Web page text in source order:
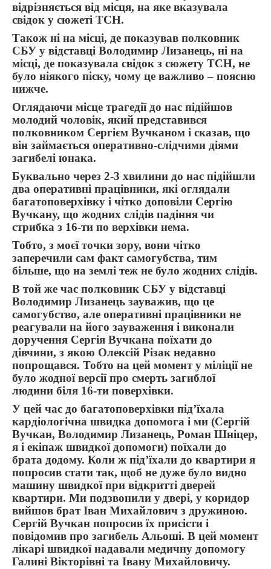
відрізняється від місця, на яке вказувала
свідок у сюжеті ТСН.
Також ні на місці, де показував полковник
СБУ у відставці Володимир Лизанець, ні на
місці, де показувала свідок з сюжету ТСН, не
було ніякого піску, чому це важливо – поясню
нижче.
Оглядаючи місце трагедії до нас підійшов
молодий чоловік, який представився
полковником Сергієм Вучканом і сказав, що
він займається оперативно-слідчими діями
загибелі юнака.
Буквально через 2-3 хвилини до нас підійшли
два оперативні працівники, які оглядали
багатоповерхівку і чітко доповіли Сергію
Вучкану, що жодних слідів падіння чи
стрибка з 16-ти по верхівки нема.
Тобто, з моєї точки зору, вони чітко
заперечили сам факт самогубства, тим
більше, що на землі теж не було жодних слідів.
В той же час полковник СБУ у відставці
Володимир Лизанець зауважив, що це
самогубство, але оперативні працівники не
реагували на його зауваження і виконали
доручення Сергія Вучкана поїхати до
дівчини, з якою Олексій Різак недавно
попрощався. Тобто на цей момент у міліції не
було жодної версії про смерть загиблої
людини біля 16-ти поверхівки.
У цей час до багатоповерхівки під’їхала
кардіологічна швидка допомога і ми (Сергій
Вучкан, Володимир Лизанець, Роман Шніцер,
я і екіпаж швидкої допомоги) поїхали до
брата додому. Коли ж під’їхали до квартири я
попросив стати так, щоб не дуже було видно
машину швидкої при відкритті дверей
квартири. Ми подзвонили у двері, у коридор
вийшов брат Іван Михайлович з дружиною.
Сергій Вучкан попросив їх присісти і
повідомив про загибель Альоші. В цей момент
лікарі швидкої надавали медичну допомогу
Галині Вікторівні та Івану Михайловичу.